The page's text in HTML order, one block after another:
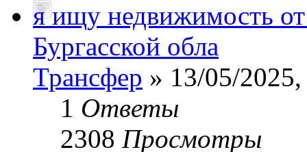
я ищу недвижимость от
Бургасской обла
Трансфер » 13/05/
1 Ответы
2308 Просмотры